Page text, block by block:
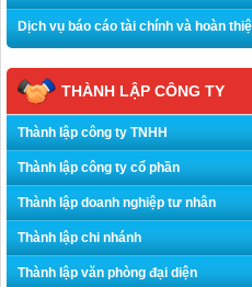
Dịch vụ báo cáo tài chính và hoàn
THÀNH LẬP CÔNG TY
Thành lập công ty TNHH
Thành lập công ty cổ phần
Thành lập doanh nghiệp tư nhân
Thành lập chi nhánh
Thành lập văn phòng đại diện